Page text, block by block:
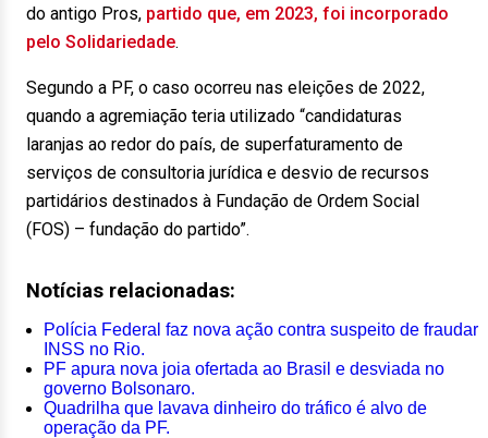
do antigo Pros, partido que, em 2023, foi incorporado
pelo Solidariedade.
Segundo a PF, o caso ocorreu nas eleições de 2022,
quando a agremiação teria utilizado “candidaturas
laranjas ao redor do país, de superfaturamento de
serviços de consultoria jurídica e desvio de recursos
partidários destinados à Fundação de Ordem Social
(FOS) – fundação do partido”.
Notícias relacionadas:
Polícia Federal faz nova ação contra suspeito de fraudar
INSS no Rio.
PF apura nova joia ofertada ao Brasil e desviada no
governo Bolsonaro.
Quadrilha que lavava dinheiro do tráfico é alvo de
operação da PF.